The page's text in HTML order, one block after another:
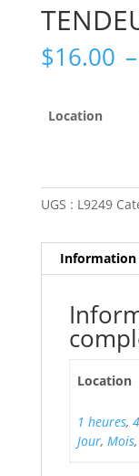
$16.00 –
Location
UGS : L9249
Information
Location
1 heures,
Jour, Mois,